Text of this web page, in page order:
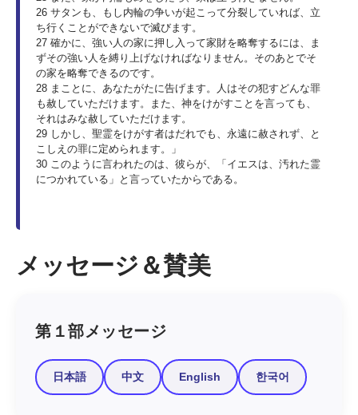
26 サタンも、もし内輪の争いが起こって分裂していれば、立
ち行くことができないで滅びます。
27 確かに、強い人の家に押し入って家財を略奪するには、ま
ずその強い人を縛り上げなければなりません。そのあとでそ
の家を略奪できるのです。
28 まことに、あなたがたに告げます。人はその犯すどんな罪
も赦していただけます。また、神をけがすことを言っても、
それはみな赦していただけます。
29 しかし、聖霊をけがす者はだれでも、永遠に赦されず、と
こしえの罪に定められます。」
30 このように言われたのは、彼らが、「イエスは、汚れた霊
につかれている」と言っていたからである。
メッセージ＆賛美
第１部メッセージ
日本語 中文 English 한국어